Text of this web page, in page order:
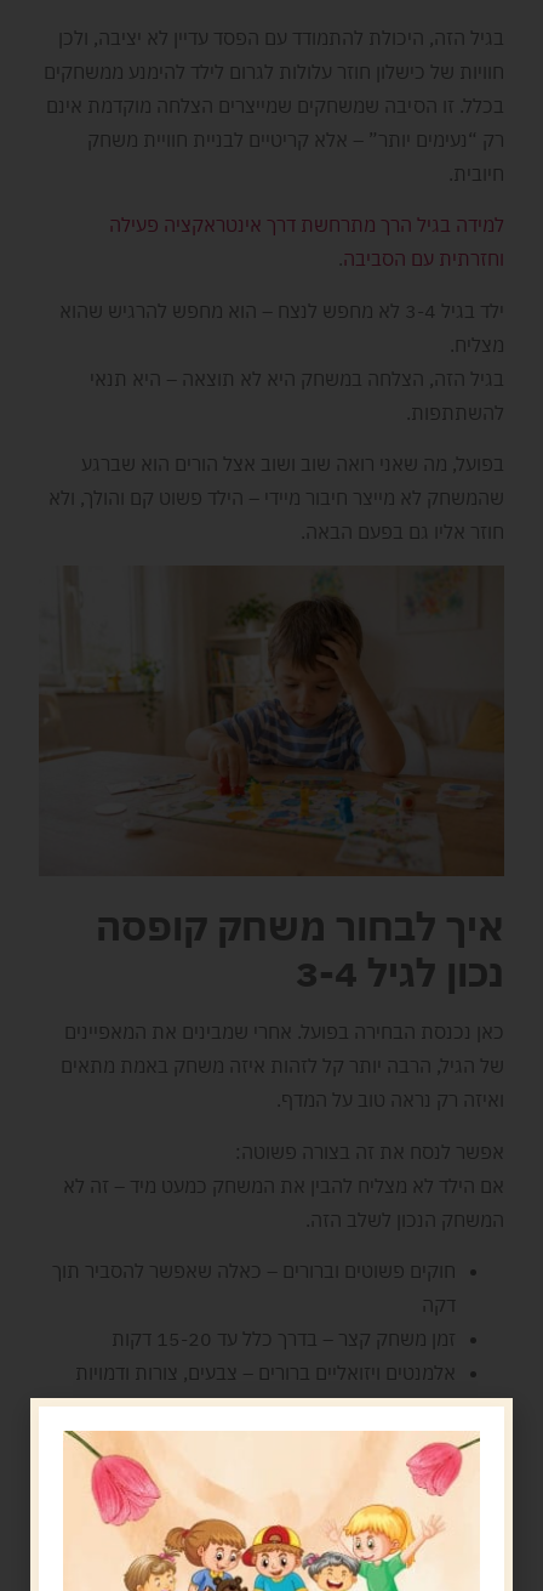
בגיל הזה, היכולת להתמודד עם הפסד עדיין לא יציבה, ולכן
חוויות של כישלון חוזר עלולות לגרום לילד להימנע ממשחקים
בכלל. זו הסיבה שמשחקים שמייצרים הצלחה מוקדמת אינם
רק “נעימים יותר” – אלא קריטיים לבניית חוויית משחק
חיובית.
למידה בגיל הרך מתרחשת דרך אינטראקציה פעילה
וחזרתית עם הסביבה.
ילד בגיל 3-4 לא מחפש לנצח – הוא מחפש להרגיש שהוא
מצליח.
בגיל הזה, הצלחה במשחק היא לא תוצאה – היא תנאי
להשתתפות.
בפועל, מה שאני רואה שוב ושוב אצל הורים הוא שברגע
שהמשחק לא מייצר חיבור מיידי – הילד פשוט קם והולך, ולא
חוזר אליו גם בפעם הבאה.
איך לבחור משחק קופסה
נכון לגיל 3-4
כאן נכנסת הבחירה בפועל. אחרי שמבינים את המאפיינים
של הגיל, הרבה יותר קל לזהות איזה משחק באמת מתאים
ואיזה רק נראה טוב על המדף.
אפשר לנסח את זה בצורה פשוטה:
אם הילד לא מצליח להבין את המשחק כמעט מיד – זה לא
המשחק הנכון לשלב הזה.
חוקים פשוטים וברורים – כאלה שאפשר להסביר תוך
דקה
זמן משחק קצר – בדרך כלל עד 15-20 דקות
אלמנטים ויזואליים ברורים – צבעים, צורות ודמויות
שקל לזהות
מבנה חוזר – כזה שמאפשר לילד להבין מה קורה בלי
לחשוב מחדש כל פעם